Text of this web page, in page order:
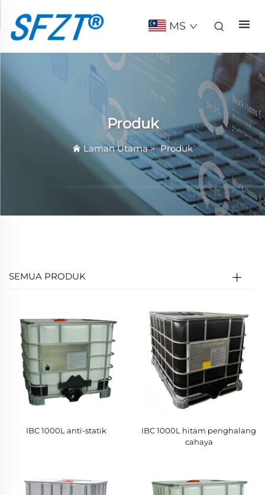
MS
Produk
Laman Utama>Produk
SEMUA PRODUK
IBC 1000L anti-statik
IBC 1000L hitam penghalang
cahaya